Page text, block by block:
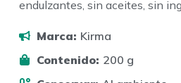
endulzantes, sin aceites, sin
Marca: Kirma
Contenido: 200 g